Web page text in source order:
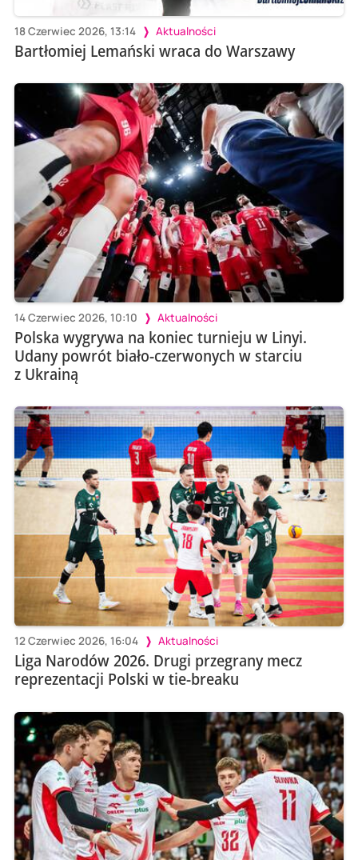
18 Czerwiec 2026, 13:14 Aktualności
Bartłomiej Lemański wraca do Warszawy
14 Czerwiec 2026, 10:10 Aktualności
Polska wygrywa na koniec turnieju w Linyi.
Udany powrót biało-czerwonych w starciu
z Ukrainą
12 Czerwiec 2026, 16:04 Aktualności
Liga Narodów 2026. Drugi przegrany mecz
reprezentacji Polski w tie-breaku